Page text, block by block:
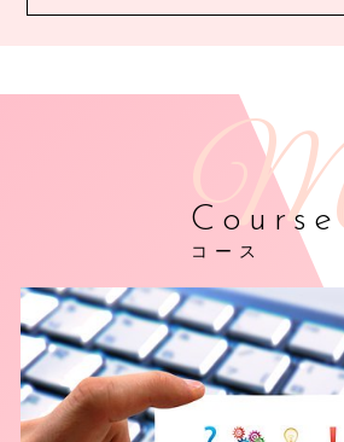
Course
コース